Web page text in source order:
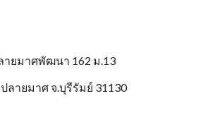
ายมาศพัฒนา 162 ม.13
ลายมาศ จ.บุรีรัมย์ 31130